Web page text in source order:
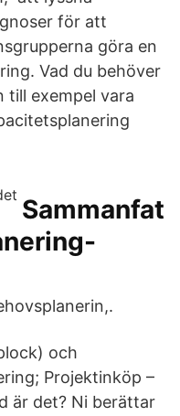
för att
göra en
Vad du behöver
till exempel vara
Sammanfat
och
Projektinköp –
är det? Ni berättar